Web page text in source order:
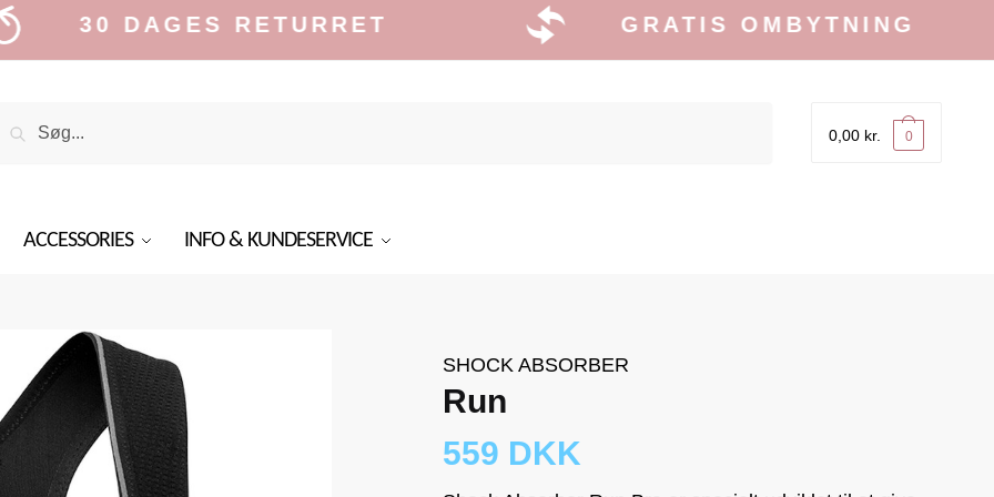
DAGES RETURRET GRATIS OMBYTNING
0,00 kr. 0
ACCESSORIES INFO & KUNDESERVICE
SHOCK ABSORBER
Run
559 DKK